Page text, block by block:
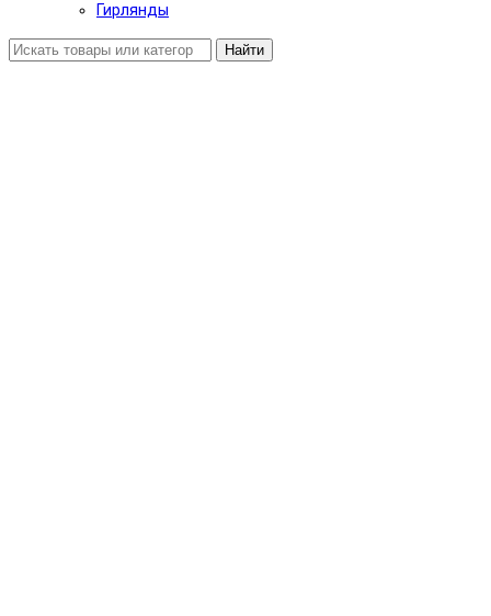
Гирлянды
Найти